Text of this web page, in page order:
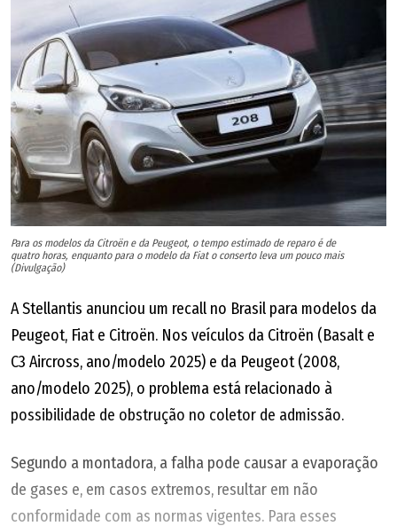
Para os modelos da Citroën e da Peugeot, o tempo estimado de reparo é de
quatro horas, enquanto para o modelo da Fiat o conserto leva um pouco mais
(Divulgação)
A Stellantis anunciou um recall no Brasil para modelos da
Peugeot, Fiat e Citroën. Nos veículos da Citroën (Basalt e
C3 Aircross, ano/modelo 2025) e da Peugeot (2008,
ano/modelo 2025), o problema está relacionado à
possibilidade de obstrução no coletor de admissão.
Segundo a montadora, a falha pode causar a evaporação
de gases e, em casos extremos, resultar em não
conformidade com as normas vigentes. Para esses